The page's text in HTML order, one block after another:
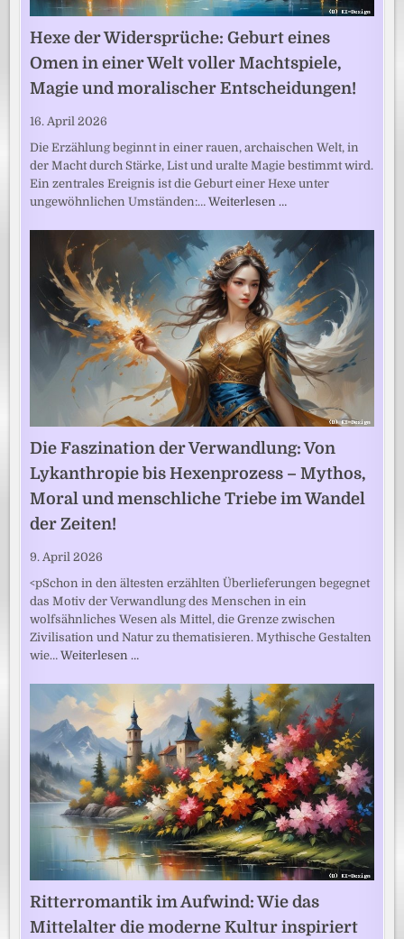
Hexe der Widersprüche: Geburt eines
Omen in einer Welt voller Machtspiele,
Magie und moralischer Entscheidungen!
16. April 2026
Die Erzählung beginnt in einer rauen, archaischen Welt, in
der Macht durch Stärke, List und uralte Magie bestimmt wird.
Ein zentrales Ereignis ist die Geburt einer Hexe unter
ungewöhnlichen Umständen:…Weiterlesen …
Die Faszination der Verwandlung: Von
Lykanthropie bis Hexenprozess – Mythos,
Moral und menschliche Triebe im Wandel
der Zeiten!
9. April 2026
<pSchon in den ältesten erzählten Überlieferungen begegnet
das Motiv der Verwandlung des Menschen in ein
wolfsähnliches Wesen als Mittel, die Grenze zwischen
Zivilisation und Natur zu thematisieren. Mythische Gestalten
wie…Weiterlesen …
Ritterromantik im Aufwind: Wie das
Mittelalter die moderne Kultur inspiriert